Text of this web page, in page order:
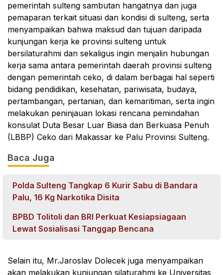
pemerintah sulteng sambutan hangatnya dan juga
pemaparan terkait situasi dan kondisi di sulteng, serta
menyampaikan bahwa maksud dan tujuan daripada
kunjungan kerja ke provinsi sulteng untuk
bersilaturahmi dan sekaligus ingin menjalin hubungan
kerja sama antara pemerintah daerah provinsi sulteng
dengan pemerintah ceko, di dalam berbagai hal seperti
bidang pendidikan, kesehatan, pariwisata, budaya,
pertambangan, pertanian, dan kemaritiman, serta ingin
melakukan peninjauan lokasi rencana pemindahan
konsulat Duta Besar Luar Biasa dan Berkuasa Penuh
(LBBP) Ceko dari Makassar ke Palu Provinsi Sulteng.
Baca Juga
Polda Sulteng Tangkap 6 Kurir Sabu di Bandara
Palu, 16 Kg Narkotika Disita
BPBD Tolitoli dan BRI Perkuat Kesiapsiagaan
Lewat Sosialisasi Tanggap Bencana
Selain itu, Mr.Jaroslav Dolecek juga menyampaikan
akan melakukan kunjungan silaturahmi ke Universitas